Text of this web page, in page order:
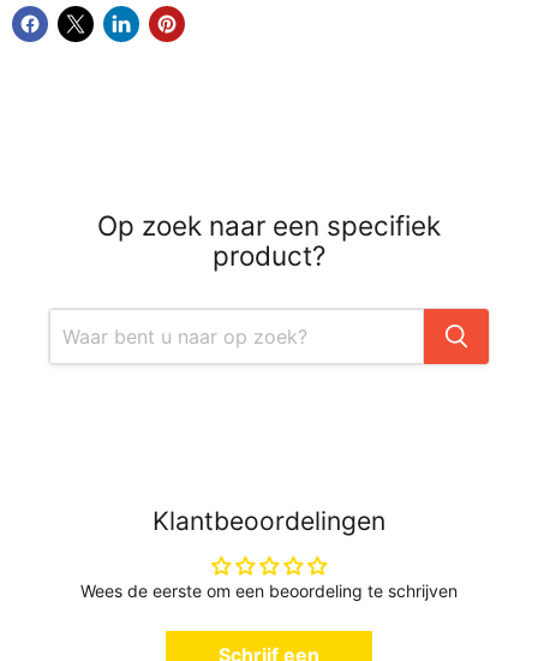
Op zoek naar een specifiek
product?
Klantbeoordelingen
Wees de eerste om een beoordeling te schrijven
Schrijf een